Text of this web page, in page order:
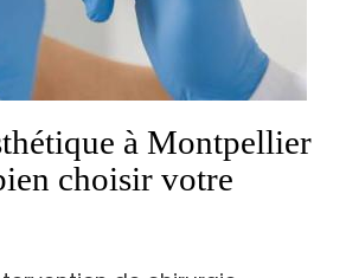
à Montpellier
choisir votre